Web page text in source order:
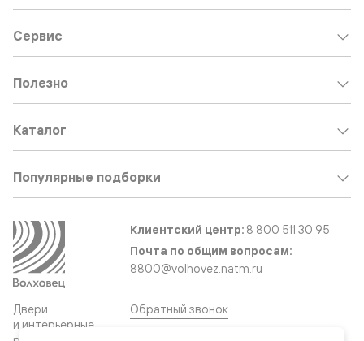
Двери
и интерьерные
Сервис
Полезно
Каталог
Популярные подборки
Клиентский центр: 8 800 511 30 95
Почта по общим вопросам:
8800@volhovez.natm.ru
Обратный звонок